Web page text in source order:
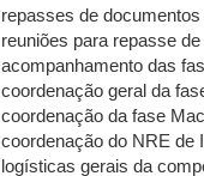
repasses de
reuniões para repasse
acompanhamento das
coordenação geral da
coordenação da fase
coordenação do NRE de
logísticas gerais da